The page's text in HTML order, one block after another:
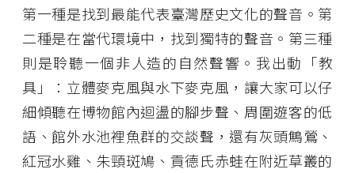
第一種是找到最能代表臺灣歷史文化的聲音。第
二種是在當代環境中，找到獨特的聲音。第三種
則是聆聽一個非人造的自然聲響。我出動「教
具」：立體麥克風與水下麥克風，讓大家可以仔
細傾聽在博物館內迴盪的腳步聲、周圍遊客的低
語、館外水池裡魚群的交談聲，還有灰頭鷦鶯、
紅冠水雞、朱頸斑鳩、貢德氏赤蛙在附近草叢的